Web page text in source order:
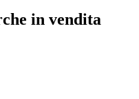
in vendita